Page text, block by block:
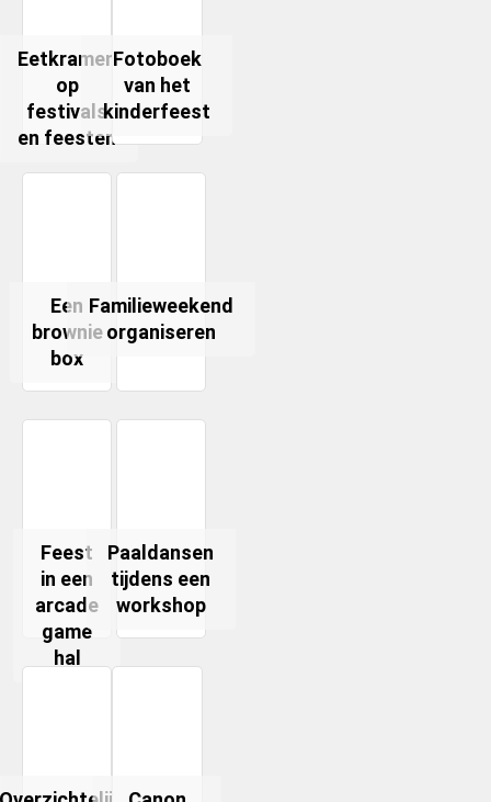
Eetkramen
op
festivals
en feesten
Fotoboek
van het
kinderfeest
Een
brownie
box
Familieweekend
organiseren
Feest
in een
arcade
game
hal
Paaldansen
tijdens een
workshop